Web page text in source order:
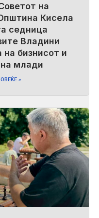
на
Кисела
седница
Владини
бизнисот и
млади
»